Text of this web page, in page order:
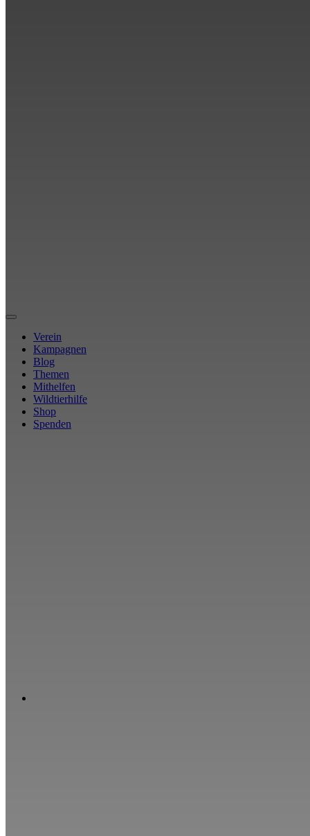
Verein
Kampagnen
Blog
Themen
Mithelfen
Wildtierhilfe
Shop
Spenden